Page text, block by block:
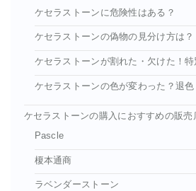
ケセラストーンに危険性はある？
ケセラストーンの偽物の見分け方は？
ケセラストーンが割れた・欠けた！特
ケセラストーンの色が変わった？退色
ケセラストーンの購入におすすめの販売
Pascle
榎本通商
ラベンダーストーン